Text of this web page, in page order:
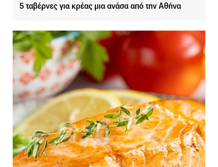
5 ταβέρνες για κρέας μια ανάσα από την Αθήνα